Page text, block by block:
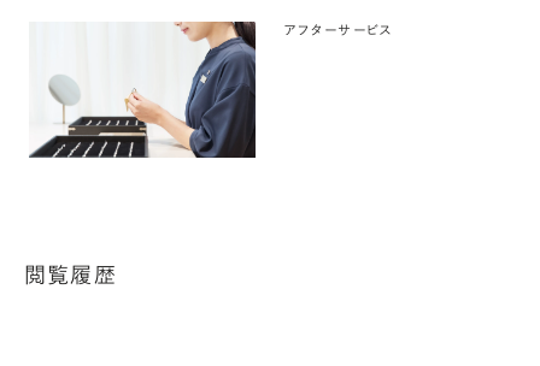
アフターサービス
閲覧履歴